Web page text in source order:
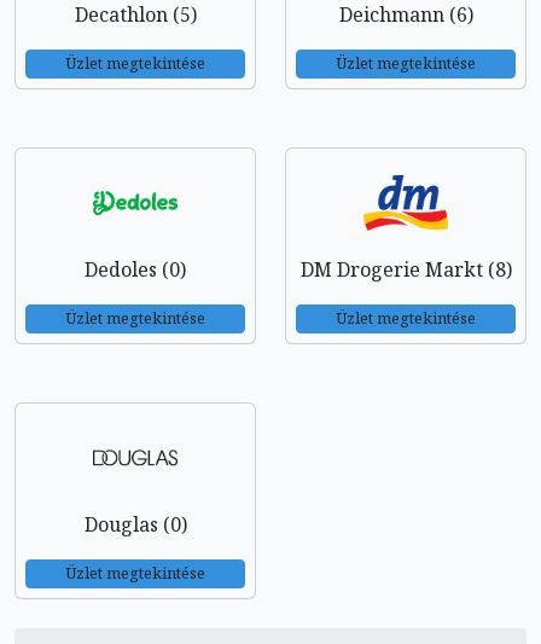
Decathlon (5)
Üzlet megtekintése
Deichmann (6)
Üzlet megtekintése
Dedoles (0)
Üzlet megtekintése
DM Drogerie Markt (8)
Üzlet megtekintése
Douglas (0)
Üzlet megtekintése